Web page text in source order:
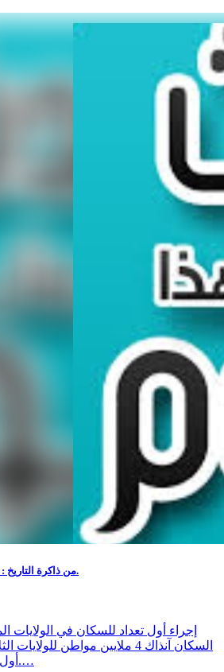
من ذاكرة التاريخ : حدث في مثل هذا اليوم 1 أوت.
أول طابع بريدي في البرازيل.…